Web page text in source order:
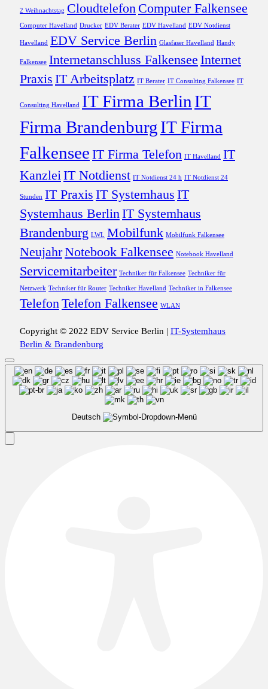
2 Weihnachtstag Cloudtelefon Computer Falkensee
Computer Havelland Drucker EDV Berater EDV Havelland EDV Notdienst
Havelland EDV Service Berlin Glasfaser Havelland Handy
Falkensee Internetanschluss Falkensee Internet
Praxis IT Arbeitsplatz IT Berater IT Consulting Falkensee IT
Consulting Havelland IT Firma Berlin IT
Firma BrandenburgIT Firma
Falkensee IT Firma Telefon IT Havelland IT
Kanzlei IT Notdienst IT Notdienst 24 h IT Notdienst 24
Stunden IT Praxis IT Systemhaus IT
Systemhaus Berlin IT Systemhaus
Brandenburg LWL Mobilfunk Mobilfunk Falkensee
NeujahrNotebook Falkensee Notebook Havelland
Servicemitarbeiter Techniker für Falkensee Techniker für
Netzwerk Techniker für Router Techniker Havelland Techniker in Falkensee
Telefon Telefon Falkensee WLAN
Copyright © 2022 EDV Service Berlin | IT-Systemhaus
Berlin & Brandenburg
Deutsch